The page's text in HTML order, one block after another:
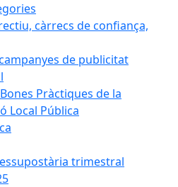
càrrecs de confiança,
de publicitat
Pràctiques de la
Local Pública
trimestral